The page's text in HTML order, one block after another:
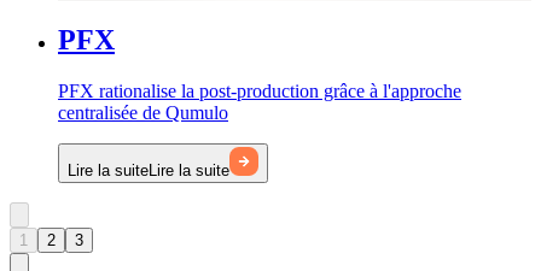
PFX
PFX rationalise la post-production grâce à l'approche
centralisée de Qumulo
Lire la suiteLire la suite
1 2 3